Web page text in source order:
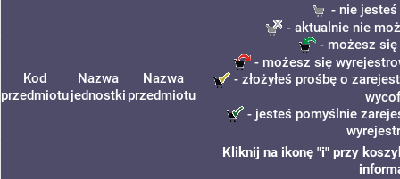
Kod
przedmiotu
Nazwa
jednostki
Nazwa
przedmiotu
- nie
- aktualnie nie
- możesz się
- możesz się
- złożyłeś prośbę o
- jesteś pomyślnie
Kliknij na ikonę "i" przy